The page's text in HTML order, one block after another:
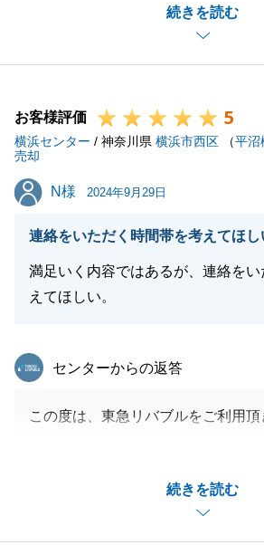
続きを読む
伝いでき、またお役にたてたこと大
お困りのことがございましたら、
今後ともよろしくお願いいたします
お客様評価 5
横浜センター / 神奈川県 横浜市西区 （平沼
売却
N様
N様 2024年9月29日
連絡をいただく時間帯を考えてほし
満足いく内容ではあるが、連絡を
えてほしい。
続きを読む
東急リバブル
センターからの返答
この度は、東急リバブルをご利用頂
が、Ｎ様・Ｓ様が迅速に書類等にご
無事にご決済を終えることができま